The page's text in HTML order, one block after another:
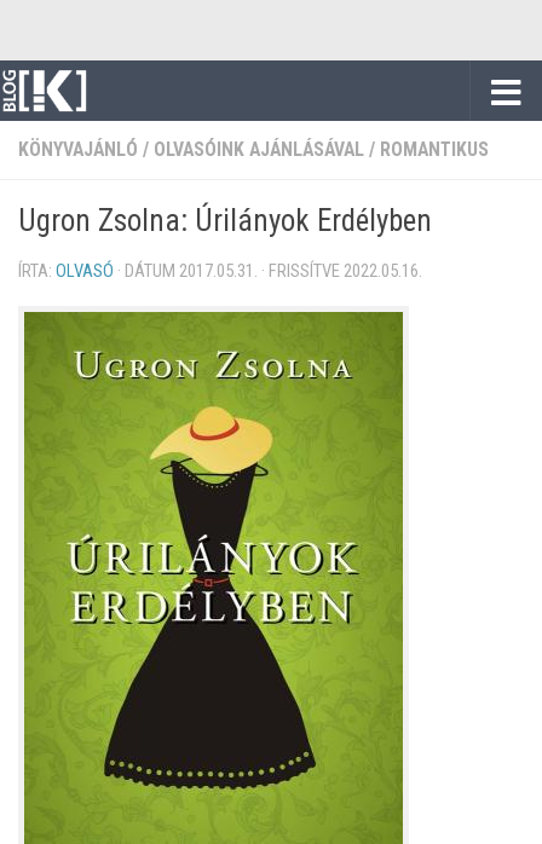
KÖNYVAJÁNLÓ / OLVASÓINK AJÁNLÁSÁVAL / ROMANTIKUS
Ugron Zsolna: Úrilányok Erdélyben
ÍRTA: OLVASÓ · DÁTUM 2017.05.31. · FRISSÍTVE 2022.05.16.